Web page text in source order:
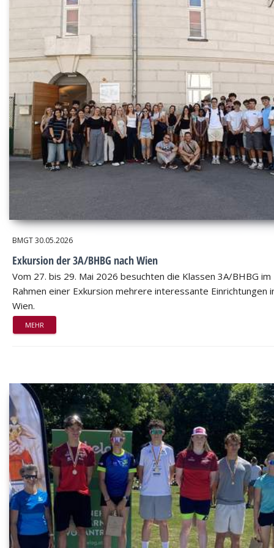
BMGT30.05.2026
Exkursion der 3A/BHBG nach Wien
Vom 27. bis 29. Mai 2026 besuchten die Klassen 3A/BHBG im
Rahmen einer Exkursion mehrere interessante Einrichtungen
Wien.
MEHR